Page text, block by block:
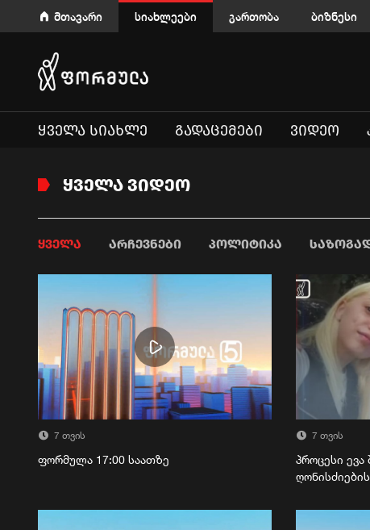
მთავარი სიახლეები გართობა ბიზნესი
ᲧᲕᲔᲚᲐ ᲡᲘᲐᲮᲚᲔ ᲒᲐᲓᲐᲪᲔᲛᲔᲑᲘ ᲕᲘᲓᲔᲝ
ᲧᲕᲔᲚᲐ ᲕᲘᲓᲔᲝ
ᲧᲕᲔᲚᲐ ᲐᲠᲩᲔᲕᲜᲔᲑᲘ ᲞᲝᲚᲘᲢᲘᲙᲐ
7 თვის
ფორმულა 17:00 საათზე
7 თვის
პროცესი ევა